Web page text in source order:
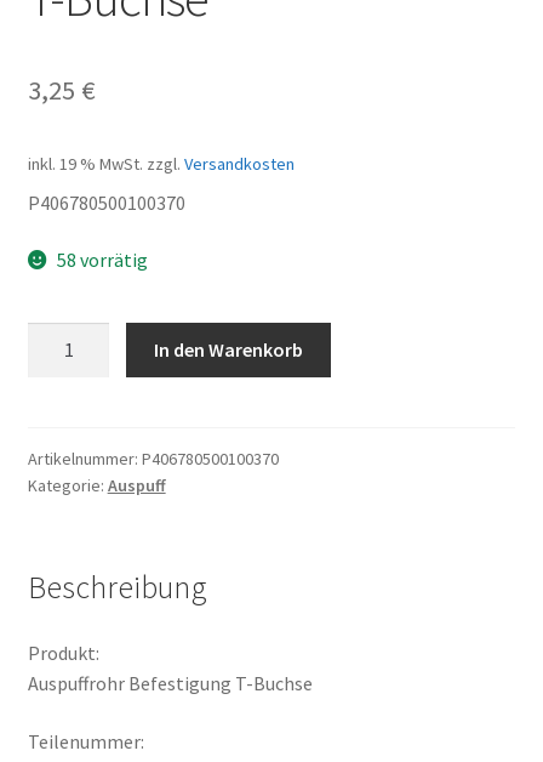
3,25 €
inkl. 19 % MwSt. zzgl. Versandkosten
P406780500100370
58 vorrätig
Menge
In den Warenkorb
Artikelnummer: P406780500100370
Kategorie: Auspuff
Beschreibung
Produkt:
Auspuffrohr Befestigung T-Buchse
Teilenummer: